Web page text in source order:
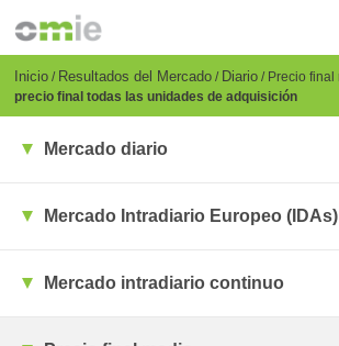
principal
Breadcrumb
Inicio Resultados del Mercado Diario Precio final
precio final todas las unidades de adquisición
Mercado diario
Mercado Intradiario Europeo (IDAs)
Mercado intradiario continuo